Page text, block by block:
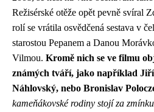
Režisérské otěže opět pevně svíral
rolí se vrátila osvědčená sestava v
starostou Pepanem a Danou
Vilmou. Kromě nich se ve filmu
známých tváří, jako například
Náhlovský, nebo Bronislav
kameňákovské rodiny stojí za